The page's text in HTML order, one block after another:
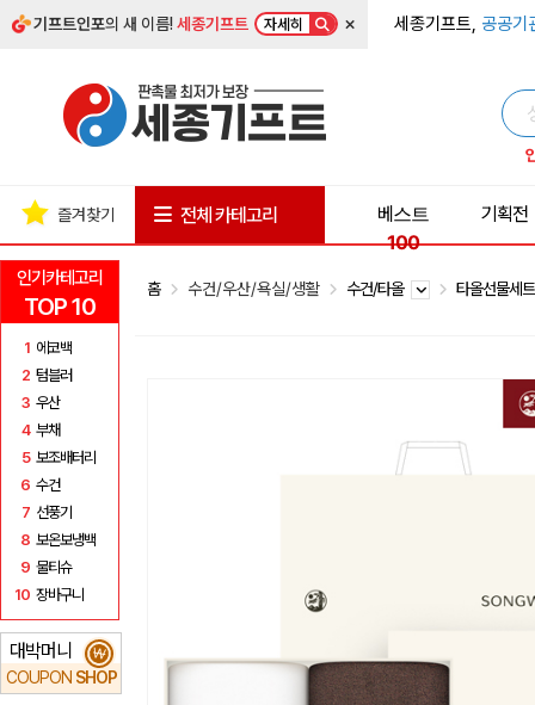
기프트인포의 새 이름!세종기프트 자세히 × 세종기프트, 공공기
인기카테고리
TOP 10
1 에코백
2 텀블러
3 우산
4 부채
5 보조배터리
6 수건
7 선풍기
8 보온보냉백
9 물티슈
10 장바구니
대박머니
COUPON SHOP
₩
즐겨찾기 전체 카테고리
베스트
100
기획전
홈 수건/우산/욕실/생활 수건/타올 타올선물세